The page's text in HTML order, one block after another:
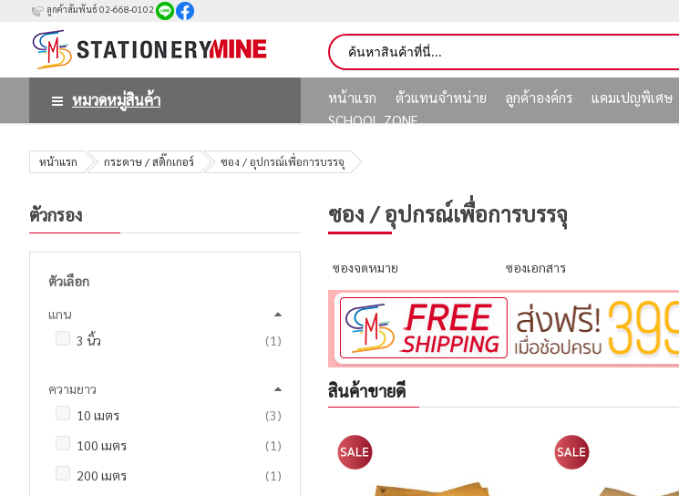
ลูกค้าสัมพันธ์ 02-668-0102
หมวดหมู่สินค้า หน้าแรก ตัวแทนจำหน่าย ลูกค้าองค์กร แคมเปญพิเศษ
SCHOOL ZONE
หน้าแรก กระดาษ / สติ๊กเกอร์ ซอง / อุปกรณ์เพื่อการบรรจุ
ซอง / อุปกรณ์เพื่อการบรรจุ
ซองจดหมาย ซองเอกสาร
สินค้าขายดี
ตัวกรอง
ตัวเลือก
แกน
3 นิ้ว
1 ชิ้น
ความยาว
10 เมตร
3รายการ
100 เมตร
1 ชิ้น
200 เมตร
1 ชิ้น